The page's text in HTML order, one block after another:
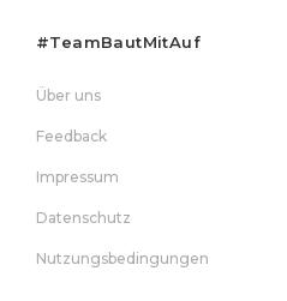
#teamBautMitAuf
Über uns
Feedback
Impressum
Datenschutz
Nutzungsbedingungen